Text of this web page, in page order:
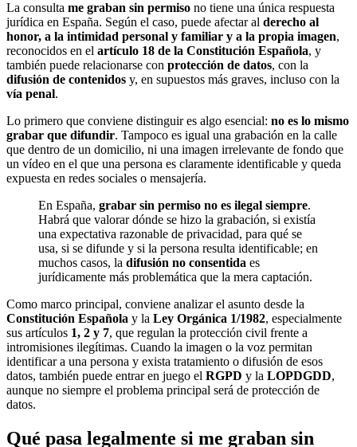
La consulta me graban sin permiso no tiene una única respuesta
jurídica en España. Según el caso, puede afectar al derecho al
honor, a la intimidad personal y familiar y a la propia imagen,
reconocidos en el artículo 18 de la Constitución Española, y
también puede relacionarse con protección de datos, con la
difusión de contenidos y, en supuestos más graves, incluso con la
vía penal.
Lo primero que conviene distinguir es algo esencial: no es lo mismo
grabar que difundir. Tampoco es igual una grabación en la calle
que dentro de un domicilio, ni una imagen irrelevante de fondo que
un vídeo en el que una persona es claramente identificable y queda
expuesta en redes sociales o mensajería.
En España, grabar sin permiso no es ilegal siempre.
Habrá que valorar dónde se hizo la grabación, si existía
una expectativa razonable de privacidad, para qué se
usa, si se difunde y si la persona resulta identificable; en
muchos casos, la difusión no consentida es
jurídicamente más problemática que la mera captación.
Como marco principal, conviene analizar el asunto desde la
Constitución Española y la Ley Orgánica 1/1982, especialmente
sus artículos 1, 2 y 7, que regulan la protección civil frente a
intromisiones ilegítimas. Cuando la imagen o la voz permitan
identificar a una persona y exista tratamiento o difusión de esos
datos, también puede entrar en juego el RGPD y la LOPDGDD,
aunque no siempre el problema principal será de protección de
datos.
Qué pasa legalmente si me graban sin